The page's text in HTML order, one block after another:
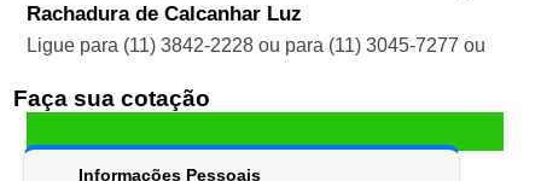
Rachadura de Calcanhar Luz
Ligue para (11) 3842-2228ou para (11) 3045-7277 ou
Faça sua cotação
Informações Pessoais